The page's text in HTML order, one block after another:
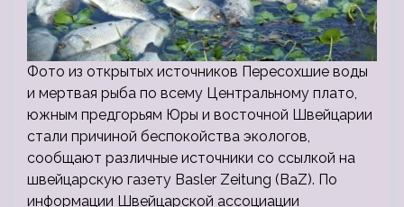
Фото из открытых источников Пересохшие воды
и мертвая рыба по всему Центральному плато,
южным предгорьям Юры и восточной Швейцарии
стали причиной беспокойства экологов,
сообщают различные источники со ссылкой на
швейцарскую газету Basler Zeitung (BaZ). По
информации Швейцарской ассоциации